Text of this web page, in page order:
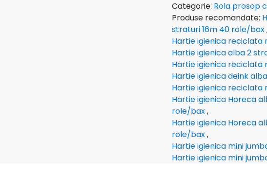
Categorie: Rola prosop
Produse recomandate:
straturi 16m 40 role/bax
Hartie igienica reciclata
Hartie igienica alba 2
Hartie igienica reciclata
Hartie igienica deink
Hartie igienica reciclata
Hartie igienica Horeca
role/bax,
Hartie igienica Horeca
role/bax,
Hartie igienica mini
Hartie igienica mini